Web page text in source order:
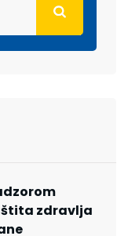
zdravlja